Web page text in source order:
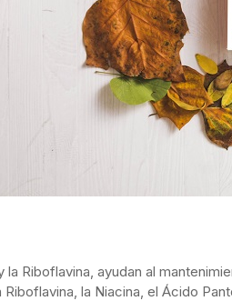
la Riboflavina, ayudan al
Riboflavina, la Niacina, el Ácido